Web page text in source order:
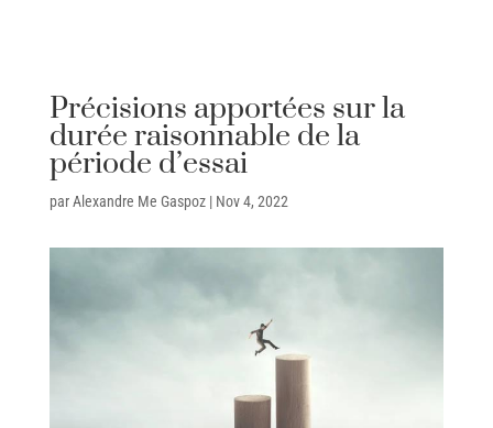
Précisions apportées sur la
durée raisonnable de la
période d’essai
parAlexandre Me Gaspoz| Nov 4, 2022